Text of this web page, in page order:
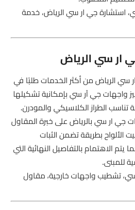
استشارة جي ار سي الرياض، خدمة
ار سي الرياض
سي الرياض من أكثر الخدمات طلبًا في
واجهات جي آر سي بإمكانية تشكيلها
الطراز الكلاسيكي والمودرن.
جي ار سي بالرياض على خبرة المقاول
الألواح بطريقة تضمن الثبات
الاهتمام بالتفاصيل النهائية التي
للمبنى.
تشطيب واجهات خارجية، مقاول